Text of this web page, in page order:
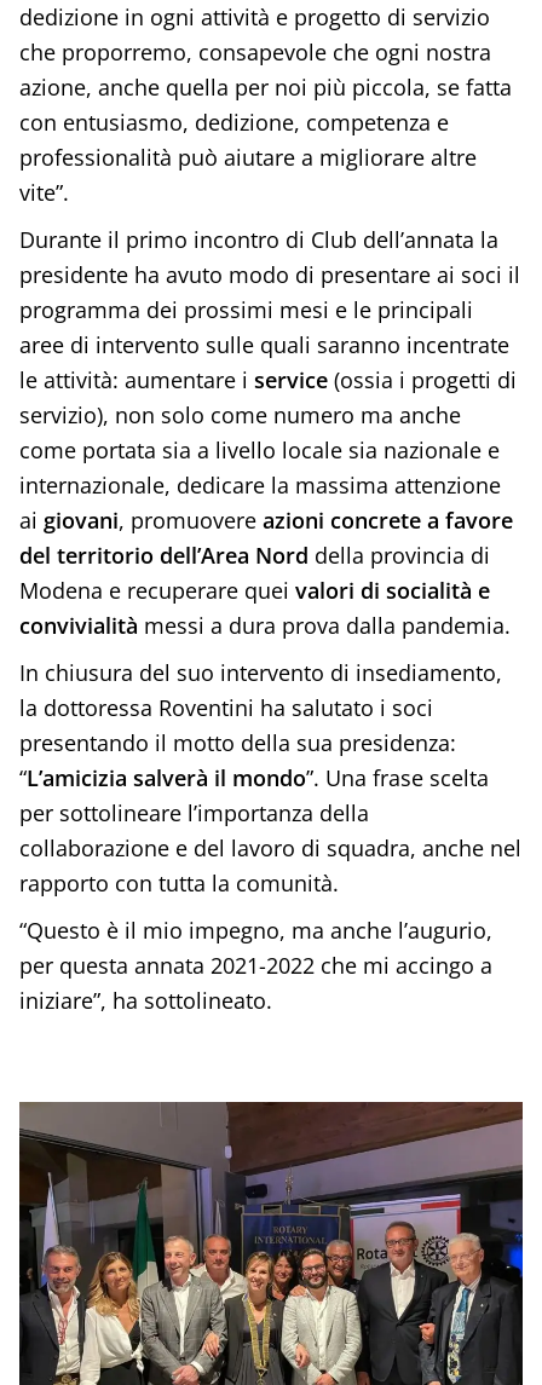
dedizione in ogni attività e progetto di servizio
che proporremo, consapevole che ogni nostra
azione, anche quella per noi più piccola, se fatta
con entusiasmo, dedizione, competenza e
professionalità può aiutare a migliorare altre
vite”.
Durante il primo incontro di Club dell’annata la
presidente ha avuto modo di presentare ai soci il
programma dei prossimi mesi e le principali
aree di intervento sulle quali saranno incentrate
le attività: aumentare i service(ossia i progetti di
servizio), non solo come numero ma anche
come portata sia a livello locale sia nazionale e
internazionale, dedicare la massima attenzione
ai giovani, promuovere azioni concrete a favore
del territorio dell’Area Nord della provincia di
Modena e recuperare quei valori di socialità e
convivialità messi a dura prova dalla pandemia.
In chiusura del suo intervento di insediamento,
la dottoressa Roventini ha salutato i soci
presentando il motto della sua presidenza:
“L’amicizia salverà il mondo”. Una frase scelta
per sottolineare l’importanza della
collaborazione e del lavoro di squadra, anche nel
rapporto con tutta la comunità.
“Questo è il mio impegno, ma anche l’augurio,
per questa annata 2021-2022 che mi accingo a
iniziare”, ha sottolineato.